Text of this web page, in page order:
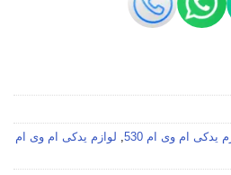
یدکی ام وی ام 530 , لوازم یدکی ام وی ام